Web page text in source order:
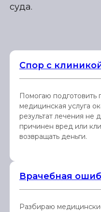
суда.
Спор с
Помогаю подготовить
медицинская услуга
результат лечения не
причинен вред или
возвращать деньги.
Врачебная
Разбираю